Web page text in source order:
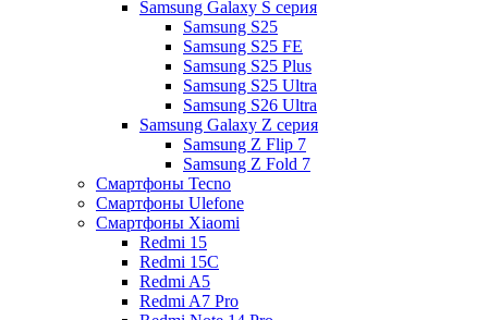
Samsung Galaxy S серия
Samsung S25
Samsung S25 FE
Samsung S25 Plus
Samsung S25 Ultra
Samsung S26 Ultra
Samsung Galaxy Z серия
Samsung Z Flip 7
Samsung Z Fold 7
Смартфоны Tecno
Смартфоны Ulefone
Смартфоны Xiaomi
Redmi 15
Redmi 15C
Redmi A5
Redmi A7 Pro